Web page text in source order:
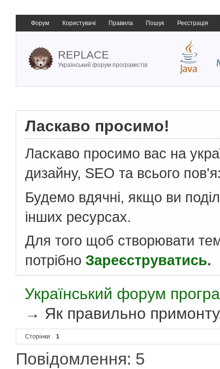
Форум Користувачі Правила Пошук Реєстрація
REPLACE
Український форум програмістів
Ласкаво просимо!
Ласкаво просимо вас на
дизайну, SEO та всього
Будемо вдячні, якщо ви
інших ресурсах.
Для того щоб створювати
потрібно Зареєструватись.
Український форум
→ Як правильно
Сторінки 1
Повідомлення: 5